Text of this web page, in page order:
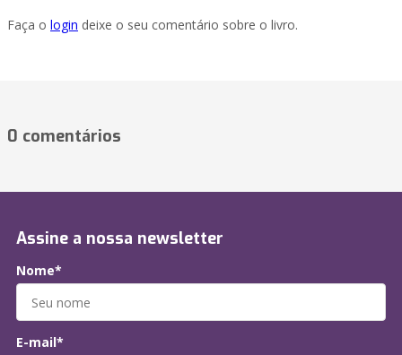
Faça o login deixe o seu comentário sobre o livro.
0 comentários
Assine a nossa newsletter
Nome*
E-mail*